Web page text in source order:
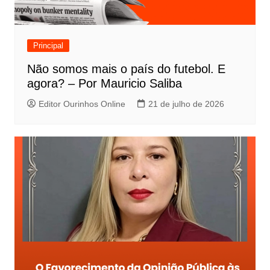
Principal
Não somos mais o país do futebol. E
agora? – Por Mauricio Saliba
Editor Ourinhos Online 21 de julho de 2026